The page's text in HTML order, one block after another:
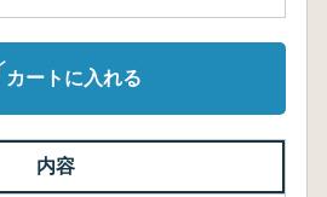
カートに入れる
内容